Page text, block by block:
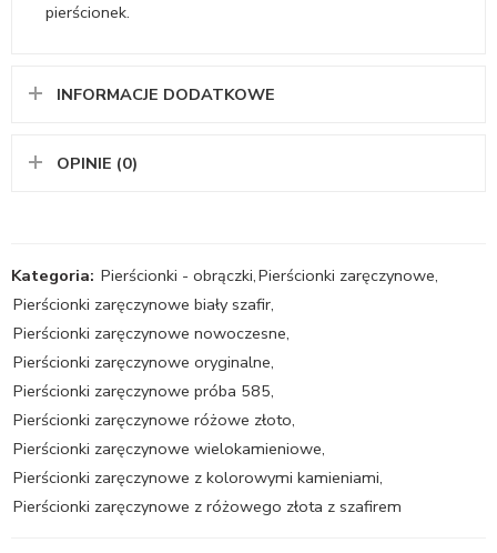
pierścionek.
INFORMACJE DODATKOWE
OPINIE (0)
Kategoria: Pierścionki - obrączki,Pierścionki zaręczynowe,
Pierścionki zaręczynowe biały szafir,
Pierścionki zaręczynowe nowoczesne,
Pierścionki zaręczynowe oryginalne,
Pierścionki zaręczynowe próba 585,
Pierścionki zaręczynowe różowe złoto,
Pierścionki zaręczynowe wielokamieniowe,
Pierścionki zaręczynowe z kolorowymi kamieniami,
Pierścionki zaręczynowe z różowego złota z szafirem